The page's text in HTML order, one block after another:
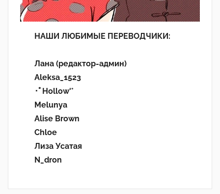
НАШИ ЛЮБИМЫЕ ПЕРЕВОДЧИКИ:
Лана (редактор-админ)
Aleksa_1523
･ﾟHollow'°
Melunya
Alise Brown
Chloe
Лиза Усатая
N_dron